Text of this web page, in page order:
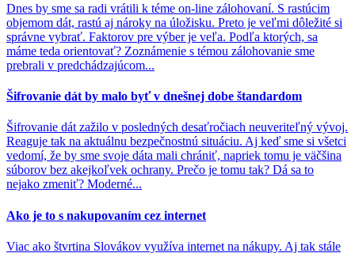
Dnes by sme sa radi vrátili k téme on-line zálohovaní. S rastúcim
objemom dát, rastú aj nároky na úložisku. Preto je veľmi dôležité si
správne vybrať. Faktorov pre výber je veľa. Podľa ktorých, sa
máme teda orientovať? Zoznámenie s témou zálohovanie sme
prebrali v predchádzajúcom...
Šifrovanie dát by malo byť v dnešnej dobe štandardom
Šifrovanie dát zažilo v posledných desaťročiach neuveriteľný vývoj.
Reaguje tak na aktuálnu bezpečnostnú situáciu. Aj keď sme si všetci
vedomí, že by sme svoje dáta mali chrániť, napriek tomu je väčšina
súborov bez akejkoľvek ochrany. Prečo je tomu tak? Dá sa to
nejako zmeniť? Moderné...
Ako je to s nakupovaním cez internet
Viac ako štvrtina Slovákov využíva internet na nákupy. Aj tak stále